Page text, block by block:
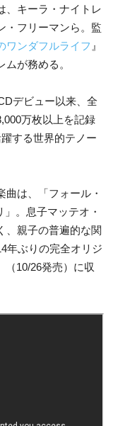
、キーラ・ナイトレ
・フリーマンら。監
ワンダフルライフ 』
が務める。
デビュー以来、全
万枚以上を記録
する世界的テノー
は、「フォール・
。息子マッテオ・
、親子の普遍的な関
年ぶりの完全オリジ
10/26発売）に収